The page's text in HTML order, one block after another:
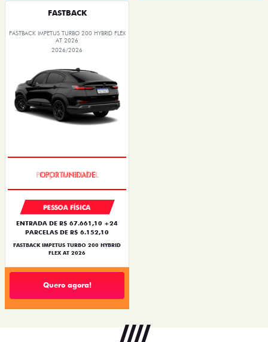
FASTBACK
FASTBACK IMPETUS TURBO 200 HYBRID FLEX
AT 2026
2026/2026
PESSOA FÍSICA
ENTRADA DE R$ 67.661,10 +24
PARCELAS DE R$ 6.152,10
FASTBACK IMPETUS TURBO 200 HYBRID
FLEX AT 2026
Quero agora!